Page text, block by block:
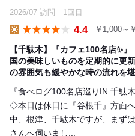
2026/07 訪問 1回目
4.4 ￥1,000～
【千駄木】『カフェ100名店✨
国の美味しいものを定期的に更
の雰囲気も緩やかな時の流れを
『食べログ100名店巡りIN 千駄
◇本日は休日に『谷根千』方面
中、根津、千駄木ですが、まず
さんへ伺いまし...